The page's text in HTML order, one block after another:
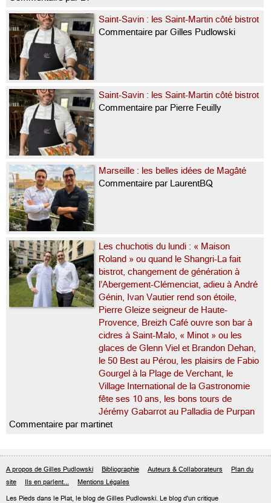
Saint-Savin : les Saint-Martin côté bistrot
Commentaire par Gilles Pudlowski
Saint-Savin : les Saint-Martin côté bistrot
Commentaire par Pierre Feuilly
Marseille : les belles idées de Magâté
Commentaire par LaurentBQ
Les chuchotis du lundi : « Maison
Roland » ou quand le Shangri-La fait
bistrot, changement de génération à
l’Abergement-Clémenciat, adieu à André
Génin, Ivan Vautier rend son étoile,
Pierre Gleize seigneur de Haute-
Provence, Breizh Café ouvre son bar à
cidres à Saint-Malo, « Minot » ou les
glaces de Glenn Viel et Brandon Dehan,
le 50 Best au Pérou, les plaisirs de Fabio
Gourgel à la Plage de Verchant, le
Village International de la Gastronomie
fête ses 10 ans, les bons tours de
Jérémy Gabarrot au Palladia de Purpan
Commentaire par martinet
A propos de Gilles Pudlowski Bibliographie Auteurs & Collaborateurs
Plan du
site
Ils en parlent... Mentions Légales
Les Pieds dans le Plat, le blog de Gilles Pudlowski. Le blog d'un critique